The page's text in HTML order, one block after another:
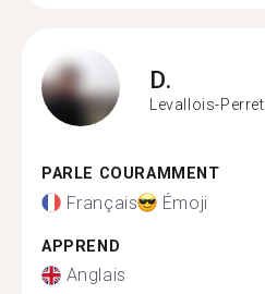
D.
Levallois-Perret
PARLE COURAMMENT
Français Émoji
APPREND
Anglais